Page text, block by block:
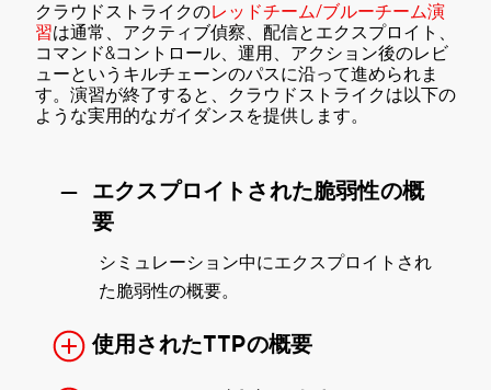
クラウドストライクのレッドチーム/ブルーチーム演
習は通常、アクティブ偵察、配信とエクスプロイト、
コマンド&コントロール、運用、アクション後のレビ
ューというキルチェーンのパスに沿って進められま
す。演習が終了すると、クラウドストライクは以下の
ような実用的なガイダンスを提供します。
エクスプロイトされた脆弱性の概
要
シミュレーション中にエクスプロイトされ
た脆弱性の概要。
使用されたTTPの概要